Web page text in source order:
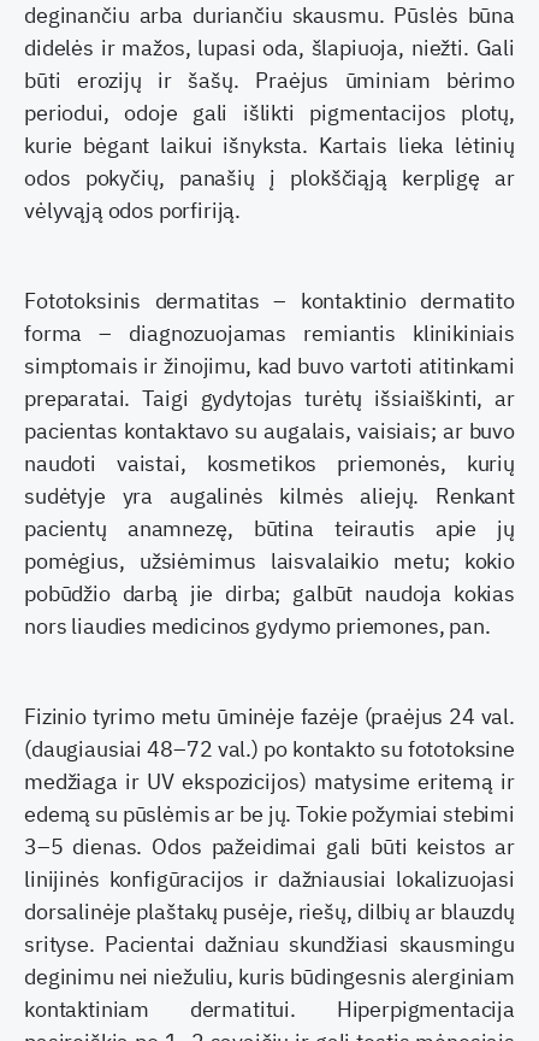
deginančiu arba duriančiu skausmu. Pūslės būna
didelės ir mažos, lupasi oda, šlapiuoja, niež­ti. Gali
būti erozijų ir šašų. Praėjus ūminiam bėri­mo
periodui, odoje gali išlikti pigmentacijos plo­tų,
kurie bėgant laikui išnyksta. Kartais lieka lėti­nių
odos pokyčių, panašių į plokščiąją kerpligę ar
vėlyvąją odos porfiriją.
Fototoksinis dermatitas – kontaktinio dermati­to
forma – diagnozuojamas remiantis klinikiniais
simptomais ir žinojimu, kad buvo vartoti atitinka­mi
preparatai. Taigi gydytojas turėtų išsiaiškinti, ar
pacientas kontaktavo su augalais, vaisiais; ar buvo
naudoti vaistai, kosmetikos priemonės, ku­rių
sudėtyje yra augalinės kilmės aliejų. Renkant
pacientų anamnezę, būtina teirautis apie jų
pomėgius, užsiėmimus laisvalaikio metu; kokio
pobūdžio darbą jie dirba; galbūt naudoja kokias
nors liaudies medicinos gydymo priemones, pan.
Fizinio tyrimo metu ūminėje fazėje (praėjus 24 val.
(daugiausiai 48–72 val.) po kontakto su fo­totoksine
medžiaga ir UV ekspozicijos) matysime eritemą ir
edemą su pūslėmis ar be jų. Tokie požy­miai stebimi
3–5 dienas. Odos pažeidimai gali būti keistos ar
linijinės konfigūracijos ir dažniausiai lo­kalizuojasi
dorsalinėje plaštakų pusėje, riešų, dil­bių ar blauzdų
srityse. Pacientai dažniau skundžia­si skausmingu
deginimu nei niežuliu, kuris būdin­gesnis alerginiam
kontaktiniam dermatitui. Hiper­pigmentacija